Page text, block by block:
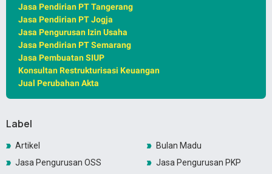
Jasa Pendirian PT Tangerang
Jasa Pendirian PT Jogja
Jasa Pengurusan Izin Usaha
Jasa Pendirian PT Semarang
Jasa Pembuatan SIUP
Konsultan Restrukturisasi Keuangan
Jual Perubahan Akta
Label
Artikel
Bulan Madu
Jasa Pengurusan OSS
Jasa Pengurusan PKP